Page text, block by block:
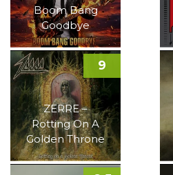
Boom Bang
Goodbye
ZERRE –
Rotting On A
Golden Throne
9